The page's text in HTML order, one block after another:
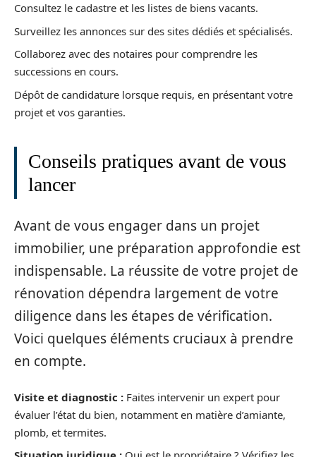
Consultez le cadastre et les listes de biens vacants.
Surveillez les annonces sur des sites dédiés et spécialisés.
Collaborez avec des notaires pour comprendre les
successions en cours.
Dépôt de candidature lorsque requis, en présentant votre
projet et vos garanties.
Conseils pratiques avant de vous
lancer
Avant de vous engager dans un projet
immobilier, une préparation approfondie est
indispensable. La réussite de votre projet de
rénovation dépendra largement de votre
diligence dans les étapes de vérification.
Voici quelques éléments cruciaux à prendre
en compte.
Visite et diagnostic : Faites intervenir un expert pour
évaluer l’état du bien, notamment en matière d’amiante,
plomb, et termites.